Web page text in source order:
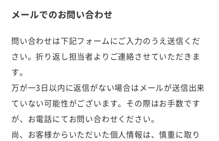
メールでのお問い合わせ
問い合わせは下記フォームにご入力のうえ送信くだ
さい。折り返し担当者よりご連絡させていただきま
す。
万が一3日以内に返信がない場合はメールが送信出来
ていない可能性がございます。 その際はお手数です
が、お電話にてお問い合わせください。
尚、お客様からいただいた個人情報は、慎重に取り